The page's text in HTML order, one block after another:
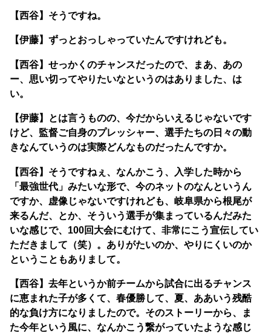
【西谷】そうですね。
【伊藤】ずっとおっしゃっていたんですけれども。
【西谷】せっかくのチャンスだったので、まあ、あの
ー、思い切ってやりたいなというのはありました、は
い。
【伊藤】とは言うものの、今だからいえるじゃないです
けど、監督ご自身のプレッシャー、選手たちの日々の動
きなんていうのは実際どんなものだったんですか。
【西谷】そうですねぇ、なんかこう、入学した時から
「最強世代」みたいな形で、今のネットのなんというん
ですか、虚像じゃないですけれども、岐阜県から根尾が
来るんだ、とか、そういう選手が集まっているんだみた
いな感じで、100回大会にむけて、非常にこう宣伝してい
ただきまして（笑）。ありがたいのか、やりにくいのか
ということもありまして。
【西谷】去年というか前チームから試合に出るチャンス
に恵まれた子が多くて、春優勝して、夏、ああいう残酷
的な負け方になりましたので。そのストーリーから、ま
た今年という風に、なんかこう繋がっていたような感じ